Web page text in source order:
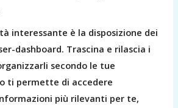
interessante è la disposizione dei
dashboard. Trascina e rilascia i
secondo le tue
ti permette di accedere
più rilevanti per te,